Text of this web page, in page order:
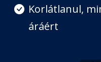
Korlátlanul,
áráért